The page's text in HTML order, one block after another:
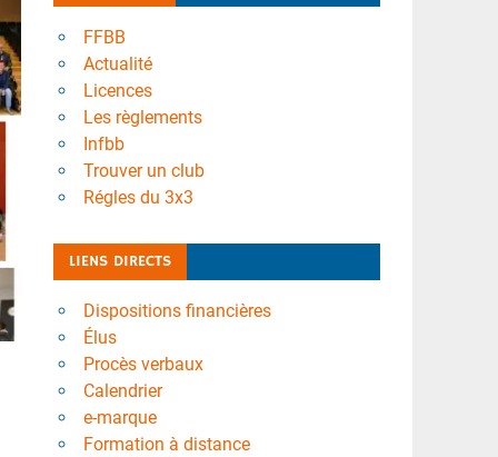
FFBB
Actualité
Licences
Les règlements
Infbb
Trouver un club
Régles du 3x3
LIENS DIRECTS
Dispositions financières
Élus
Procès verbaux
Calendrier
e-marque
Formation à distance